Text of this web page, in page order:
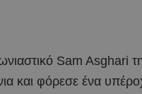
Sam Asghari
και φόρεσε ένα